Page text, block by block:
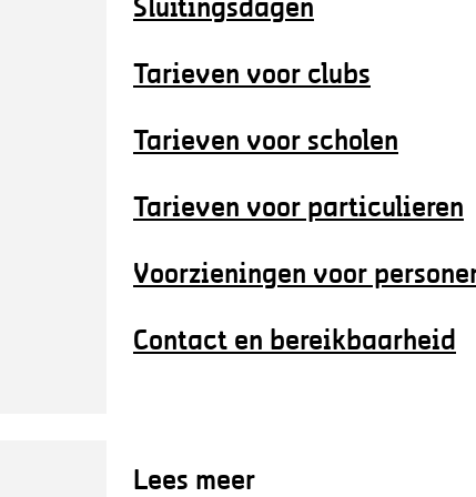
Sluitingsdagen
Tarieven voor clubs
Tarieven voor scholen
Tarieven voor particulieren
Voorzieningen voor
Contact en bereikbaarheid
Lees meer